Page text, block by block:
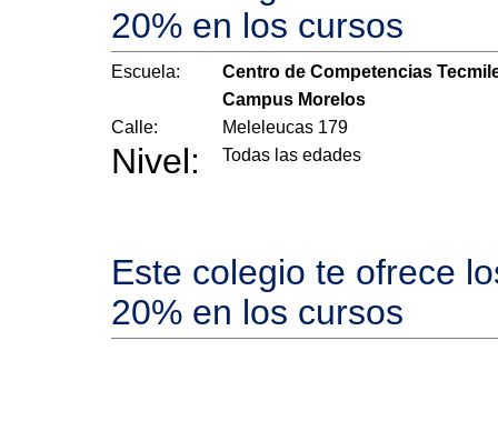
20% en los cursos
Escuela:
Centro de Competencias
Campus Morelos
Calle:
Meleleucas 179
Nivel: Todas las edades
Este colegio te ofrece
20% en los cursos